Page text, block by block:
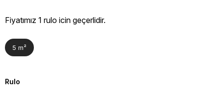
Fiyatımız 1 rulo icin geçerlidir.
5 m²
Rulo